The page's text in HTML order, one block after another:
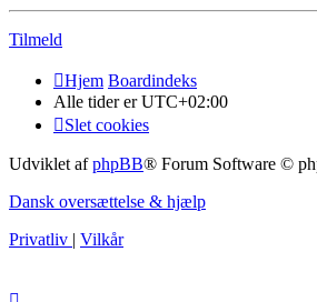
Tilmeld
Hjem Boardindeks
Alle tider erUTC+02:00
Slet cookies
Udviklet afphpBB® Forum Software ©
Dansk oversættelse & hjælp
Privatliv | Vilkår